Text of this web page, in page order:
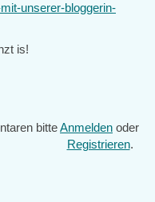
external)
unserer-bloggerin-
is!
bitteAnmelden oder
Registrieren.